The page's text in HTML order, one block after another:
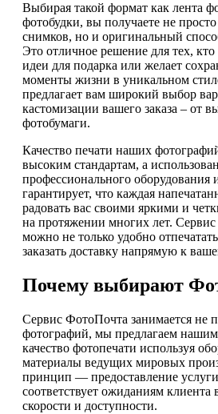
Выбирая такой формат как лента
фотобудки, вы получаете не
снимков, но и оригинальный
Это отличное решение для тех,
идеи для подарка или желает
моменты жизни в уникальном
предлагает вам широкий выбор
кастомизации вашего заказа – от
фотобумаги.
Качество печати наших
высоким стандартам, а
профессионального оборудования
гарантирует, что каждая
радовать вас своими яркими и
на протяжении многих лет.
можно не только удобно
заказать доставку напрямую к
Почему выбирают
Сервис ФотоПочта занимается не
фотографий, мы предлагаем
качество фотопечати используя
материалы ведущих мировых
принцип — предоставление
соответствует ожиданиям клиента
скорости и доступности.